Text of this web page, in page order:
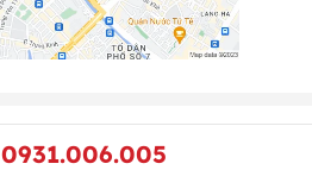
0931.006.005